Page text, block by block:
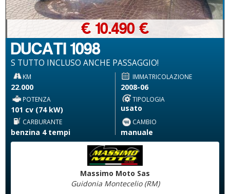
DUCATI 1098
S TUTTO INCLUSO ANCHE PASSAGGIO!
€ 10.490 €
KM
22.000
IMMATRICOLAZIONE
2008-06
POTENZA
101 cv (74 kW)
TIPOLOGIA
usato
CARBURANTE
benzina 4 tempi
CAMBIO
manuale
Massimo Moto Sas
Guidonia Montecelio (RM)